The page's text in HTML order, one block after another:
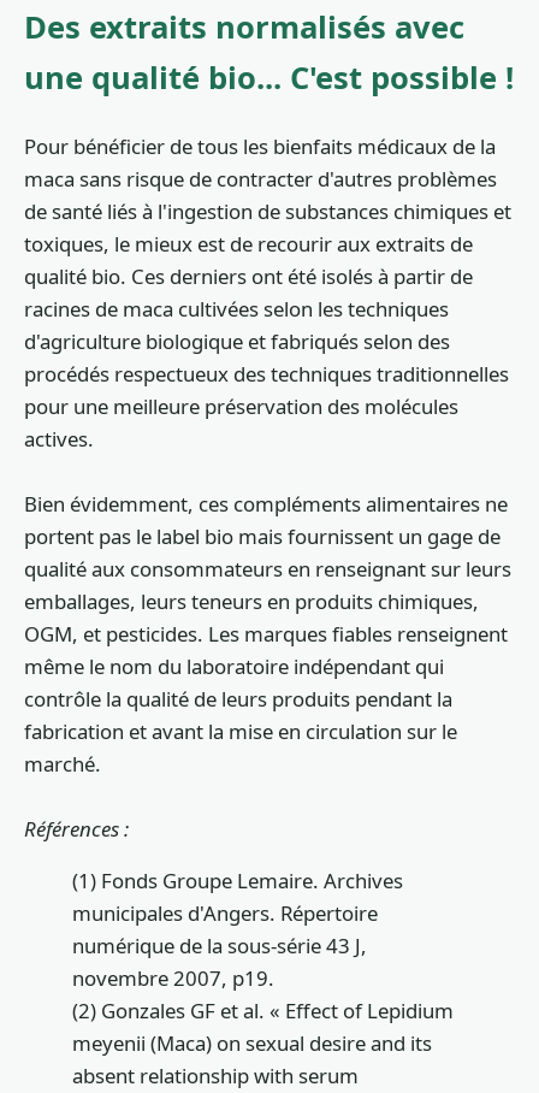
Des extraits normalisés avec
une qualité bio... C'est possible !
Pour bénéficier de tous les bienfaits médicaux de la
maca sans risque de contracter d'autres problèmes
de santé liés à l'ingestion de substances chimiques et
toxiques, le mieux est de recourir aux extraits de
qualité bio. Ces derniers ont été isolés à partir de
racines de maca cultivées selon les techniques
d'agriculture biologique et fabriqués selon des
procédés respectueux des techniques traditionnelles
pour une meilleure préservation des molécules
actives.
Bien évidemment, ces compléments alimentaires ne
portent pas le label bio mais fournissent un gage de
qualité aux consommateurs en renseignant sur leurs
emballages, leurs teneurs en produits chimiques,
OGM, et pesticides. Les marques fiables renseignent
même le nom du laboratoire indépendant qui
contrôle la qualité de leurs produits pendant la
fabrication et avant la mise en circulation sur le
marché.
Références :
(1) Fonds Groupe Lemaire. Archives
municipales d'Angers. Répertoire
numérique de la sous-série 43 J,
novembre 2007, p19.
(2) Gonzales GF et al. « Effect of Lepidium
meyenii (Maca) on sexual desire and its
absent relationship with serum